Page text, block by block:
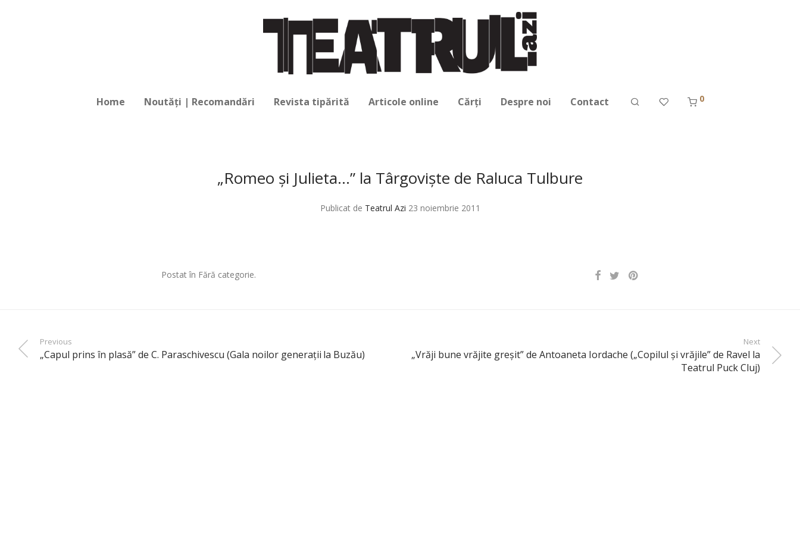
Home Noutăți | Recomandări Revista tipărită Articole online Cărți Despre noi Contact 0
„Romeo şi Julieta…” la Târgovişte de Raluca Tulbure
Publicat de Teatrul Azi 23 noiembrie 2011
Postat în Fără categorie.
Previous
„Capul prins în plasă” de C. Paraschivescu (Gala noilor generaţii la Buzău)
Next
„Vrăji bune vrăjite greşit” de Antoaneta Iordache („Copilul şi vrăjile” de Ravel la
Teatrul Puck Cluj)